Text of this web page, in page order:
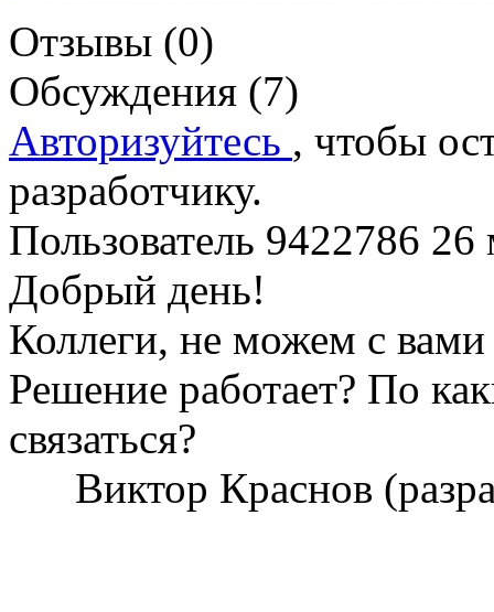
Отзывы (0)
Обсуждения (7)
Авторизуйтесь , чтобы
разработчику.
Пользователь 9422786 26
Добрый день!
Коллеги, не можем с вами
Решение работает? По
связаться?
Виктор Краснов